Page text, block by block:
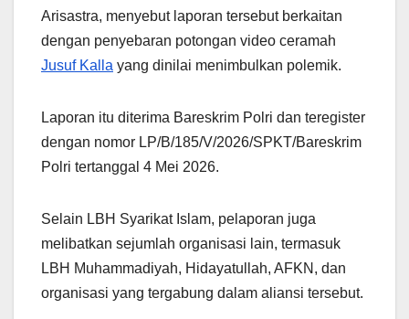
Arisastra, menyebut laporan tersebut berkaitan
dengan penyebaran potongan video ceramah
Jusuf Kalla yang dinilai menimbulkan polemik.
Laporan itu diterima Bareskrim Polri dan teregister
dengan nomor LP/B/185/V/2026/SPKT/Bareskrim
Polri tertanggal 4 Mei 2026.
Selain LBH Syarikat Islam, pelaporan juga
melibatkan sejumlah organisasi lain, termasuk
LBH Muhammadiyah, Hidayatullah, AFKN, dan
organisasi yang tergabung dalam aliansi tersebut.